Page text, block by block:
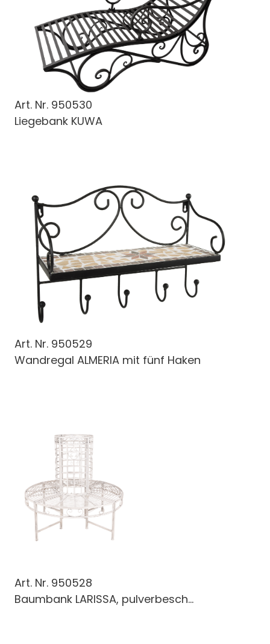
Art. Nr. 950530
Liegebank KUWA
Art. Nr. 950529
Wandregal ALMERIA mit fünf Haken
Art. Nr. 950528
Baumbank LARISSA, pulverbesch...